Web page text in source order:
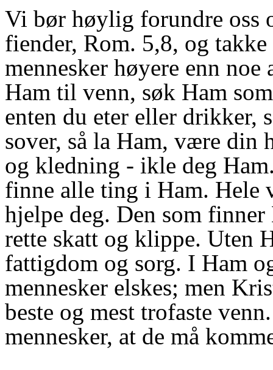
Vi bør høylig forundre oss
fiender, Rom. 5,8, og
mennesker høyere enn
Ham til venn, søk Ham
enten du eter eller drikker,
sover, så la Ham, være
og kledning - ikle deg
finne alle ting i Ham. Hele
hjelpe deg. Den som
rette skatt og klippe. Uten
fattigdom og sorg. I Ham
mennesker elskes; men
beste og mest trofaste
mennesker, at de må